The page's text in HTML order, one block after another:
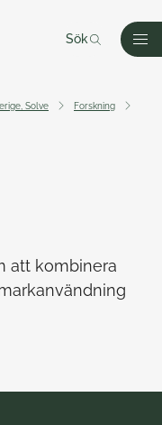
Sök
Solve
Forskning
att kombinera